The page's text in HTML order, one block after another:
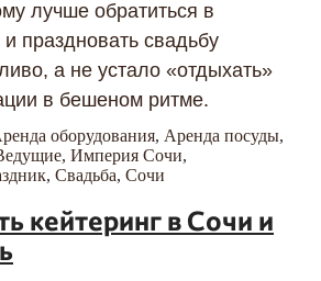
лучше обратиться в
праздновать свадьбу
а не устало «отдыхать»
в бешеном ритме.
оборудования, Аренда посуды,
, Империя Сочи,
, Свадьба, Сочи
кейтеринг в Сочи и
«Империя-Сочи» на обработку моих
Политике обработки персональных
на обработку персональных данных